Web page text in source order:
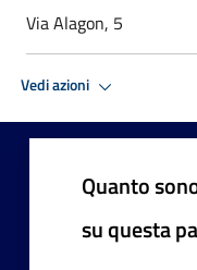
Via Alagon, 5
Vedi azioni
Quanto
su questa